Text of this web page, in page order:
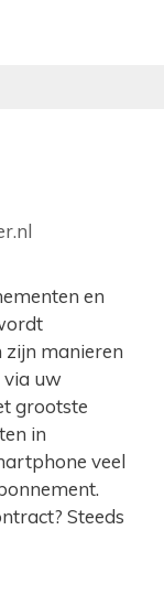
en
zijn manieren
via uw
grootste
in
veel
Steeds